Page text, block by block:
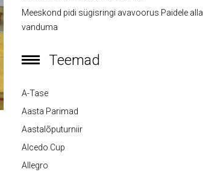
Meeskond pidi sügisringi avavoorus Paidele alla
vanduma
Teemad
A-Tase
Aasta Parimad
Aastalõputurniir
Alcedo Cup
Allegro